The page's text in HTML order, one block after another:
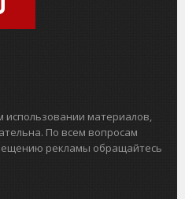
использовании материалов,
По всем вопросам
рекламы обращайтесь